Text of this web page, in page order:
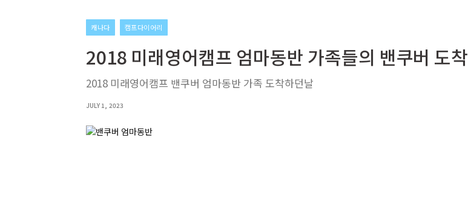
캐나다 캠프다이어리
2018 미래영어캠프 엄마동반 가족들의 밴쿠버 도착
2018 미래영어캠프 밴쿠버 엄마동반 가족 도착하던날
JULY 1, 2023